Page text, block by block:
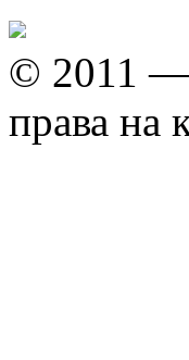
© 2011 —
права на